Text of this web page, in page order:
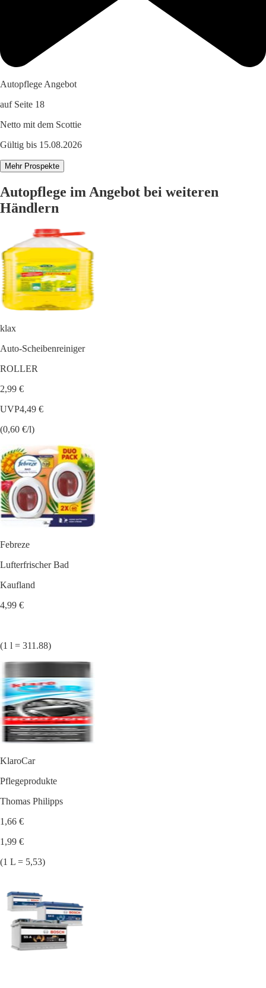
Autopflege Angebot
auf Seite 18
Netto mit dem Scottie
Gültig bis 15.08.2026
Mehr Prospekte
Autopflege im Angebot bei weiteren
Händlern
klax
Auto-Scheibenreiniger
ROLLER
2,99 €
UVP4,49 €
(0,60 €/l)
Febreze
Lufterfrischer Bad
Kaufland
4,99 €
(1 l = 311.88)
KlaroCar
Pflegeprodukte
Thomas Philipps
1,66 €
1,99 €
(1 L = 5,53)